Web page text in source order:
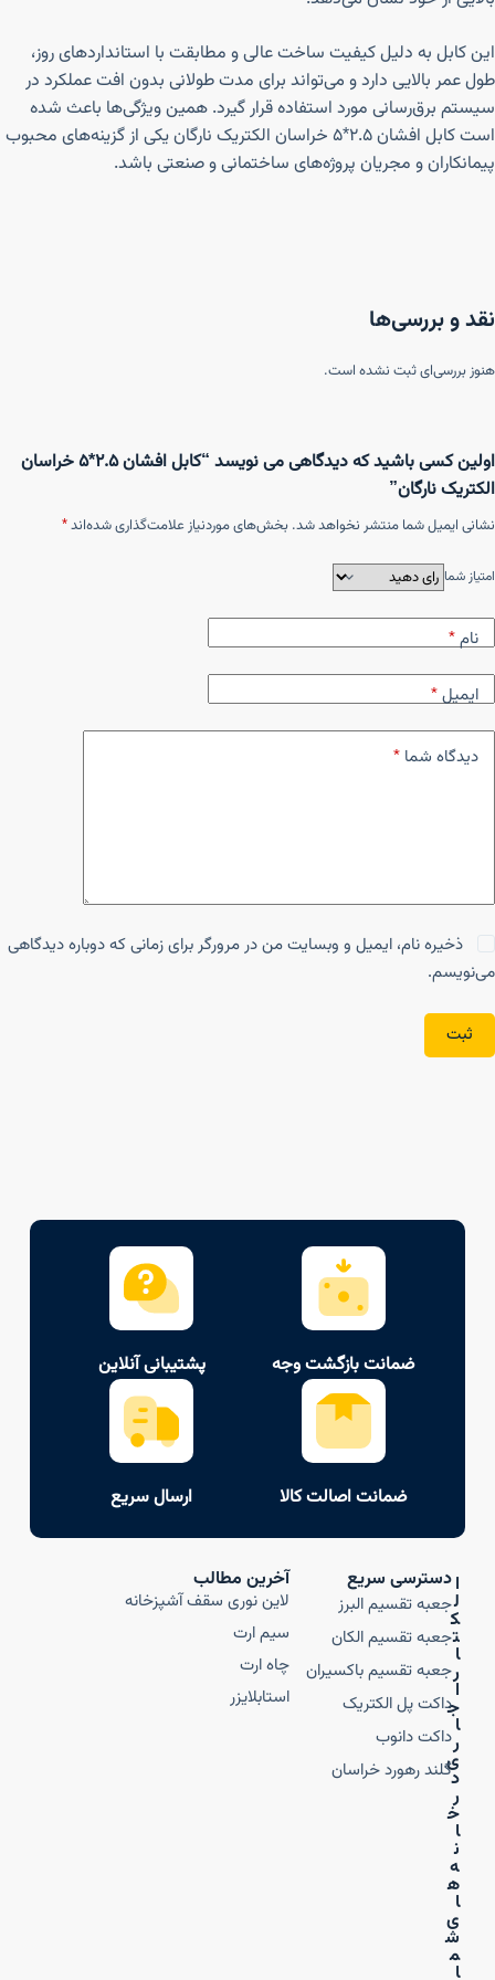
این کابل به دلیل کیفیت ساخت عالی و مطابقت با استانداردهای روز،
طول عمر بالایی دارد و می‌تواند برای مدت طولانی بدون افت عملکرد در
سیستم برق‌رسانی مورد استفاده قرار گیرد. همین ویژگی‌ها باعث شده
است کابل افشان ۲.۵*۵ خراسان الکتریک نارگان یکی از گزینه‌های محبوب
پیمانکاران و مجریان پروژه‌های ساختمانی و صنعتی باشد.
نقد و بررسی‌ها
هنوز بررسی‌ای ثبت نشده است.
اولین کسی باشید که دیدگاهی می نویسد “کابل افشان ۲.۵*۵ خراسان
الکتریک نارگان”
نشانی ایمیل شما منتشر نخواهد شد. بخش‌های موردنیاز علامت‌گذاری شده‌اند*
امتیاز شما
نام*
ایمیل*
دیدگاه شما *
ذخیره نام، ایمیل و وبسایت من در مرورگر برای زمانی که دوباره دیدگاهی
می‌نویسم.
ثبت
ضمانت بازگشت وجه پشتیبانی آنلاین
ضمانت اصالت کالا ارسال سریع
ا
ل
ک
ت
ا
ر
ا
ج
ا
ر
ی
د
ر
خ
ا
ن
ه‌
ه
ا
ی
ش
م
ا
دسترسی سریع
جعبه تقسیم البرز
جعبه تقسیم الکان
جعبه تقسیم باکسیران
داکت پل الکتریک
داکت دانوب
گلند رهورد خراسان
آخرین مطالب
لاین نوری سقف آشپزخانه
سیم ارت
چاه ارت
استابلایزر